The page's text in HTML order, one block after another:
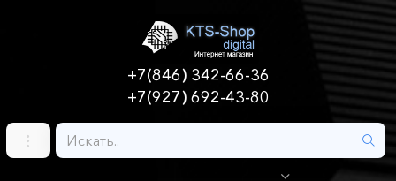
+7(846) 342-66-36
+7(927) 692-43-80